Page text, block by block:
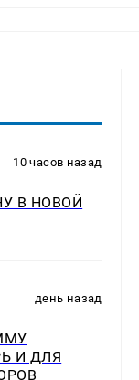
10 часов назад
В НОВОЙ
день назад
И ДЛЯ